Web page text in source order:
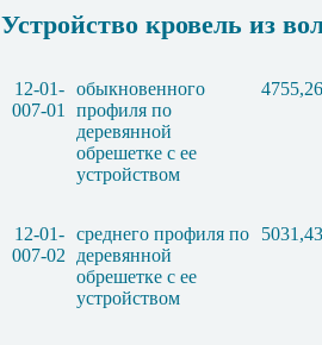
Устройство кровель из
12-01-
007-01
обыкновенного
профиля по
деревянной
обрешетке с ее
устройством
4755,26
12-01-
007-02
среднего профиля по
деревянной
обрешетке с ее
устройством
5031,43